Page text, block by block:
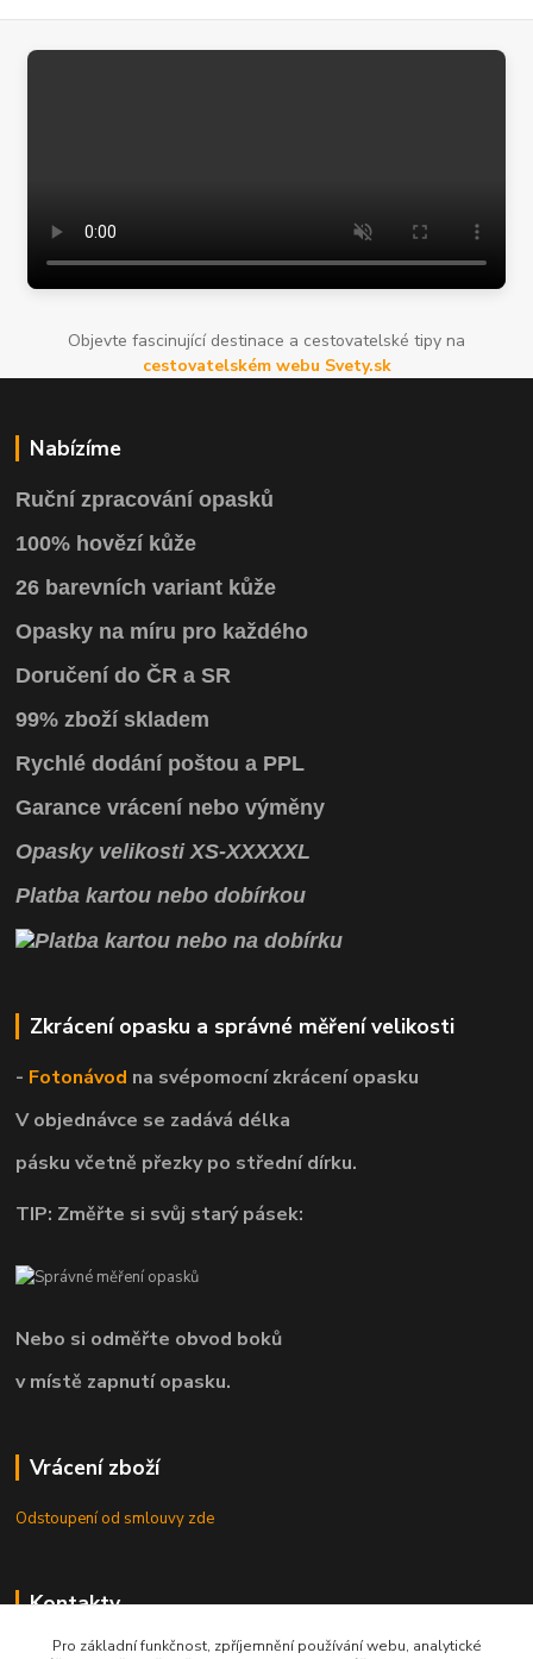
Objevte fascinující destinace a cestovatelské tipy na
cestovatelském webu Svety.sk
Nabízíme
Ruční zpracování opasků
100% hovězí kůže
26 barevních variant kůže
Opasky na míru pro každého
Doručení do ČR a SR
99% zboží skladem
Rychlé dodání poštou a PPL
Garance vrácení nebo výměny
OpaskyvelikostiXS-XXXXXL
Platba kartou nebo dobírkou
Zkrácení opasku a správné měření velikosti
- Fotonávod na svépomocnízkrácení opasku
V objednávce se zadává délka
pásku včetně přezky po střední dírku.
TIP: Změřte si svůj starý pásek:
Nebo si odměřte obvod boků
v místě zapnutí opasku.
Vrácení zboží
Odstoupení od smlouvy zde
Kontakty
8.00 - 22.00 / info@opasky.biz
Pro základní funkčnost, zpříjemnění používání webu, analytické